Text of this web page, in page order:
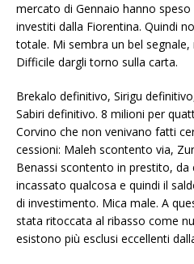
mercato di Gennaio hanno
investiti dalla Fiorentina. Quindi
totale. Mi sembra un bel
Difficile dargli torno sulla carta.
Brekalo definitivo, Sirigu
Sabiri definitivo. 8 milioni per
Corvino che non venivano fatti
cessioni: Maleh scontento via,
Benassi scontento in prestito, da
incassato qualcosa e quindi il
di investimento. Mica male. A
stata ritoccata al ribasso come
esistono più esclusi eccellenti